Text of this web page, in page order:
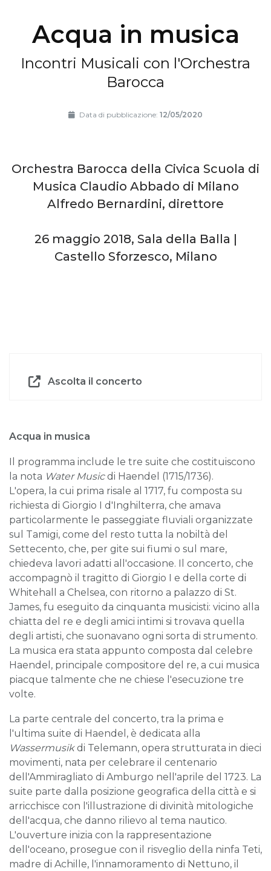
Acqua in musica
Incontri Musicali con l'Orchestra
Barocca
Data di pubblicazione: 12/05/2020
Orchestra Barocca della Civica Scuola di
Musica Claudio Abbado di Milano
Alfredo Bernardini, direttore
26 maggio 2018, Sala della Balla |
Castello Sforzesco, Milano
Ascolta il concerto
Acqua in musica
Il programma include le tre suite che costituiscono
la nota Water Musicdi Haendel (1715/1736).
L'opera, la cui prima risale al 1717, fu composta su
richiesta di Giorgio I d'Inghilterra, che amava
particolarmente le passeggiate fluviali organizzate
sul Tamigi, come del resto tutta la nobiltà del
Settecento, che, per gite sui fiumi o sul mare,
chiedeva lavori adatti all'occasione. Il concerto, che
accompagnò il tragitto di Giorgio I e della corte di
Whitehall a Chelsea, con ritorno a palazzo di St.
James, fu eseguito da cinquanta musicisti: vicino alla
chiatta del re e degli amici intimi si trovava quella
degli artisti, che suonavano ogni sorta di strumento.
La musica era stata appunto composta dal celebre
Haendel, principale compositore del re, a cui musica
piacque talmente che ne chiese l'esecuzione tre
volte.
La parte centrale del concerto, tra la prima e
l'ultima suite di Haendel, è dedicata alla
Wassermusikdi Telemann, opera strutturata in dieci
movimenti, nata per celebrare il centenario
dell'Ammiragliato di Amburgo nell'aprile del 1723. La
suite parte dalla posizione geografica della città e si
arricchisce con l'illustrazione di divinità mitologiche
dell'acqua, che danno rilievo al tema nautico.
L'ouverture inizia con la rappresentazione
dell'oceano, prosegue con il risveglio della ninfa Teti,
madre di Achille, l'innamoramento di Nettuno, il